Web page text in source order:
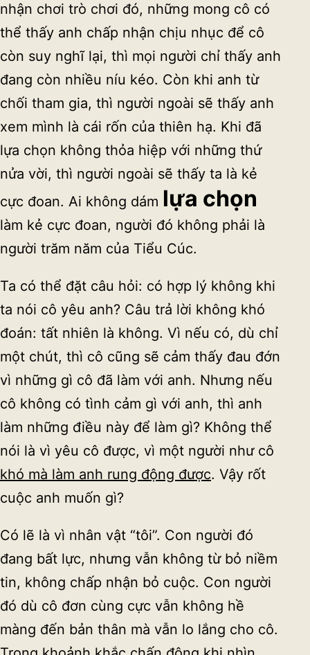
nhận chơi trò chơi đó, những mong cô có
thể thấy anh chấp nhận chịu nhục để cô
còn suy nghĩ lại, thì mọi người chỉ thấy anh
đang còn nhiều níu kéo. Còn khi anh từ
chối tham gia, thì người ngoài sẽ thấy anh
xem mình là cái rốn của thiên hạ. Khi đã
lựa chọn không thỏa hiệp với những thứ
nửa vời, thì người ngoài sẽ thấy ta là kẻ
cực đoan. Ai không dám lựa chọn
làm kẻ cực đoan, người đó không phải là
người trăm năm của Tiểu Cúc.
Ta có thể đặt câu hỏi: có hợp lý không khi
ta nói cô yêu anh? Câu trả lời không khó
đoán: tất nhiên là không. Vì nếu có, dù chỉ
một chút, thì cô cũng sẽ cảm thấy đau đớn
vì những gì cô đã làm với anh. Nhưng nếu
cô không có tình cảm gì với anh, thì anh
làm những điều này để làm gì? Không thể
nói là vì yêu cô được, vì một người như cô
khó mà làm anh rung động được. Vậy rốt
cuộc anh muốn gì?
Có lẽ là vì nhân vật “tôi”. Con người đó
đang bất lực, nhưng vẫn không từ bỏ niềm
tin, không chấp nhận bỏ cuộc. Con người
đó dù cô đơn cùng cực vẫn không hề
màng đến bản thân mà vẫn lo lắng cho cô.